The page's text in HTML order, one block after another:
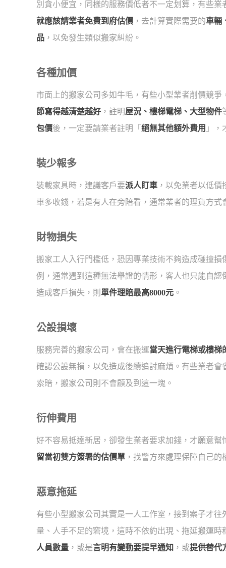
別貪小便宜，同樣的服務價低者不一定划算，有些
就應該請業者免費到府估價 ，去計算實際需要的車輛
品 ，以免發生類似搬家糾紛。
各種加價
市面上的搬家公司多如牛毛，有些小型業者削價競
節寫得越清楚越好 ，註明屋況、樓梯電梯、大型物件
包價後，一定要請業者註明「 絕無其他額外費用 」，
裝少報多
裝載家具時，建議客戶要派人盯車 ，以免業者以低
車多收錢，若是有人在旁陪看，通常業者的理貨方式
財物損失
搬家工人入行門檻低，恐因專業技術不夠造成碰撞
例，通常遇到這種無法舉證的情形，客人也只能自
造成客戶損失，則 單件理賠最高8000元 。
公設損壞
服務完善的搬家公司，會在搬運當天進行電梯或樓梯
確認公設無損，以免造成後續追討麻煩。有些業者
索賠，搬家公司則不會顧及到這一塊。
衍伸費用
好不容易抵達新居，卻發生業者要求加錢，才願意
留當初雙方簽署的估價單 ，找警方來處理保障自己的
惡意拖延
有些小型搬家公司其實是一人工作室，接到案子才
量、人手不足的窘境，這時不依約出現、拖延搬運時
人員數量 ，或是言明有變動要提早通知 ，或提供替代